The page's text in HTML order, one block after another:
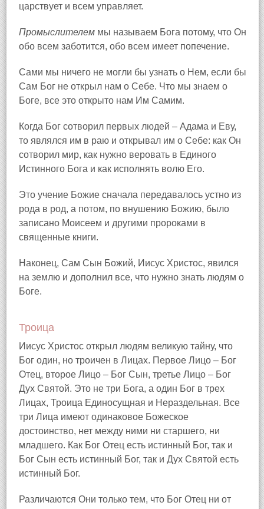
царствует и всем управляет.
Промыслителем мы называем Бога потому, что Он
обо всем заботится, обо всем имеет попечение.
Сами мы ничего не могли бы узнать о Нем, если бы
Сам Бог не открыл нам о Себе. Что мы знаем о
Боге, все это открыто нам Им Самим.
Когда Бог сотворил первых людей – Адама и Еву,
то являлся им в раю и открывал им о Себе: как Он
сотворил мир, как нужно веровать в Единого
Истинного Бога и как исполнять волю Его.
Это учение Божие сначала передавалось устно из
рода в род, а потом, по внушению Божию, было
записано Моисеем и другими пророками в
священные книги.
Наконец, Сам Сын Божий, Иисус Христос, явился
на землю и дополнил все, что нужно знать людям о
Боге.
Троица
Иисус Христос открыл людям великую тайну, что
Бог один, но троичен в Лицах. Первое Лицо – Бог
Отец, второе Лицо – Бог Сын, третье Лицо – Бог
Дух Святой. Это не три Бога, а один Бог в трех
Лицах, Троица Единосущная и Нераздельная. Все
три Лица имеют одинаковое Божеское
достоинство, нет между ними ни старшего, ни
младшего. Как Бог Отец есть истинный Бог, так и
Бог Сын есть истинный Бог, так и Дух Святой есть
истинный Бог.
Различаются Они только тем, что Бог Отец ни от